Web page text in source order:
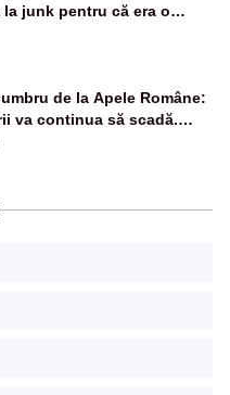
la junk pentru că era o
bănci și fondurile de
de la Apele Române:
va continua să scadă.
putea închide în 4 zile